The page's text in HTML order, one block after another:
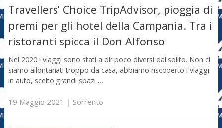
Travellers’ Choice TripAdvisor, pioggia di
premi per gli hotel della Campania. Tra i
ristoranti spicca il Don Alfonso
Nel 2020 i viaggi sono stati a dir poco diversi dal solito. Non ci
siamo allontanati troppo da casa, abbiamo riscoperto i viaggi
in auto, scelto grandi spazi …
19 Maggio 2021 | Sorrento